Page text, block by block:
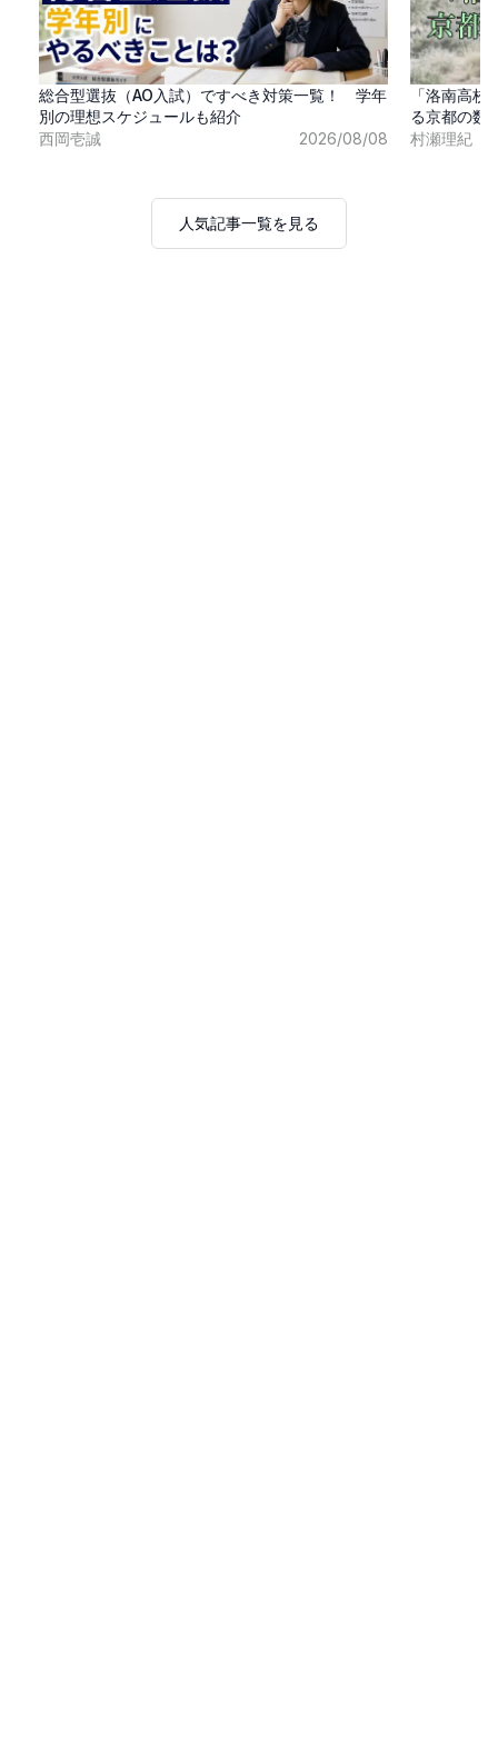
総合型選抜（AO入試）ですべき対策一覧！ 学年
別の理想スケジュールも紹介
西岡壱誠
2026/08/08
「洛南高
る京都の数
村瀬理紀
人気記事一覧を見る